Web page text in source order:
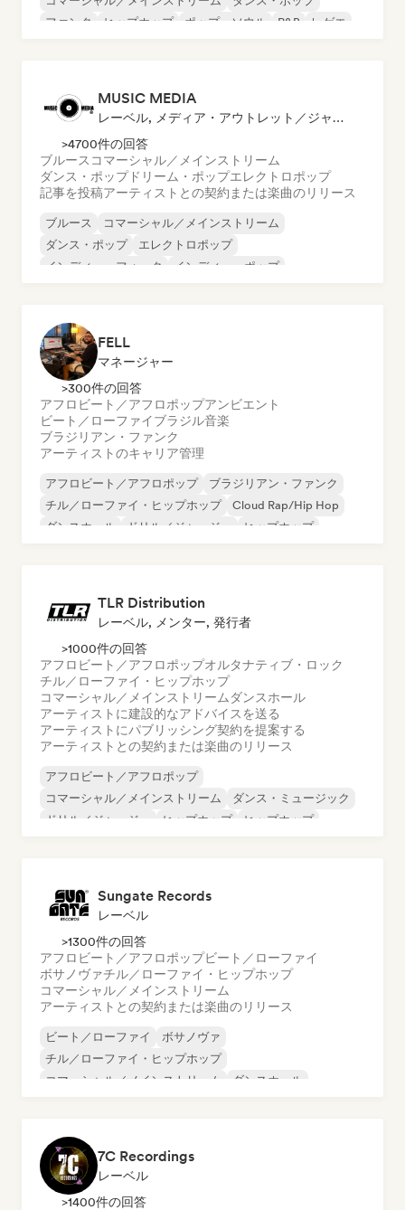
ファンク
ヒップホップ ポップ・ソウル R&B レゲエ
MUSIC MEDIA
レーベル, メディア・アウトレット／ジャーナリスト
>4700件の回答
ブルース コマーシャル／メインストリーム
ダンス・ポップドリーム・ポップエレクトロポップ
記事を投稿アーティストとの契約または楽曲のリリース
ブルース
コマーシャル／メインストリーム
ダンス・ポップ
エレクトロポップ
インディー・フォーク
インディー・ポップ
FELL
マネージャー
>300件の回答
アフロビート／アフロポップアンビエント
ビート／ローファイブラジル音楽
ブラジリアン・ファンク
アーティストのキャリア管理
アフロビート／アフロポップ
ブラジリアン・ファンク
チル／ローファイ・ヒップホップ
Cloud Rap/Hip Hop
ダンスホール
ドリル／ジャージー
ヒップホップ
TLR Distribution
レーベル, メンター, 発行者
>1000件の回答
アフロビート／アフロポップオルタナティブ・ロック
チル／ローファイ・ヒップホップ
コマーシャル／メインストリーム ダンスホール
アーティストに建設的なアドバイスを送る
アーティストにパブリッシング契約を提案する
アーティストとの契約または楽曲のリリース
アフロビート／アフロポップ
コマーシャル／メインストリーム
ダンス・ミュージック
ドリル／ジャージー
ヒップホップ
ヒップホップ
Sungate Records
レーベル
>1300件の回答
アフロビート／アフロポップビート／ローファイ
ボサノヴァチル／ローファイ・ヒップホップ
コマーシャル／メインストリーム
アーティストとの契約または楽曲のリリース
ビート／ローファイ
ボサノヴァ
チル／ローファイ・ヒップホップ
コマーシャル／メインストリーム
ダンスホール
7C Recordings
レーベル
>1400件の回答